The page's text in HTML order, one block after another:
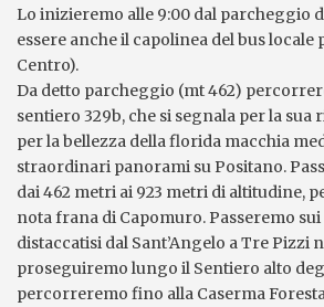
Lo inizieremo alle 9:00 dal parcheggio
essere anche il capolinea del bus locale
Centro).
Da detto parcheggio (mt 462)
sentiero 329b, che si segnala per la sua
per la bellezza della florida macchia
straordinari panorami su Positano.
dai 462 metri ai 923 metri di altitudine,
nota frana di Capomuro. Passeremo
distaccatisi dal Sant’Angelo a Tre Pizzi
proseguiremo lungo il Sentiero alto
percorreremo fino alla Caserma